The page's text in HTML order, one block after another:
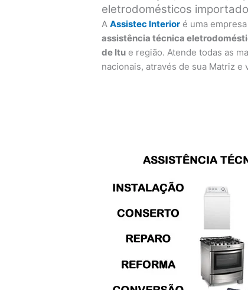
eletrodomésticos
AAssistec Interior é uma
assistência técnica
de Itu e região. Atende todas as
nacionais, através de sua Matriz e